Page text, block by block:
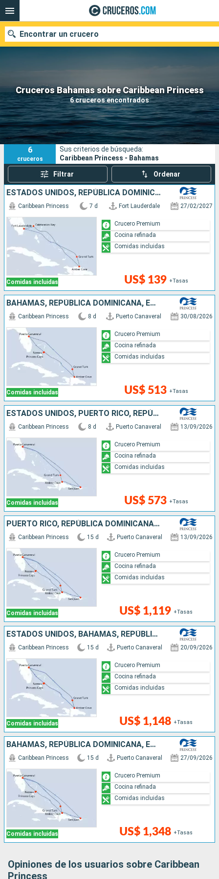
Cruceros Bahamas sobre Caribbean Princess
6 cruceros encontrados
Encontrar un crucero
Nuestros destinos
Fecha de salida
Puertos Compañías
Buscar
6
cruceros
Sus criterios de búsqueda:
Caribbean Princess - Bahamas
Filtrar Ordenar
ESTADOS UNIDOS, REPÚBLICA DOMINICANA, BAHAMAS
Comidas incluidas
Caribbean Princess 7 d Fort Lauderdale 27/02/2027
US$ 139 +Tasas
Crucero Premium
Cocina refinada
Comidas incluidas
BAHAMAS, REPÚBLICA DOMINICANA, ESTADOS UNIDOS
Comidas incluidas
Caribbean Princess 8 d Puerto Canaveral 30/08/2026
US$ 513 +Tasas
Crucero Premium
Cocina refinada
Comidas incluidas
ESTADOS UNIDOS, PUERTO RICO, REPÚBLICA DOMINICANA
Comidas incluidas
Caribbean Princess 8 d Puerto Canaveral 13/09/2026
US$ 573 +Tasas
Crucero Premium
Cocina refinada
Comidas incluidas
PUERTO RICO, REPÚBLICA DOMINICANA, BAHAMAS, ESTADOS UNIDOS
Comidas incluidas
Caribbean Princess 15 d Puerto Canaveral 13/09/2026
US$ 1,119 +Tasas
Crucero Premium
Cocina refinada
Comidas incluidas
ESTADOS UNIDOS, BAHAMAS, REPÚBLICA DOMINICANA
Comidas incluidas
Caribbean Princess 15 d Puerto Canaveral 20/09/2026
US$ 1,148 +Tasas
Crucero Premium
Cocina refinada
Comidas incluidas
BAHAMAS, REPÚBLICA DOMINICANA, ESTADOS UNIDOS, PUERTO RICO
Comidas incluidas
Caribbean Princess 15 d Puerto Canaveral 27/09/2026
US$ 1,348 +Tasas
Crucero Premium
Cocina refinada
Comidas incluidas
Opiniones de los usuarios sobre Caribbean
Princess